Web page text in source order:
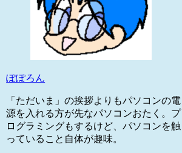
ぽぽろん
「ただいま」の挨拶よりもパソコンの電
源を入れる方が先なパソコンおたく。プ
ログラミングもするけど、パソコンを触
っていること自体が趣味。